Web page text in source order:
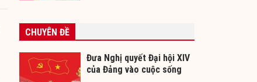
CHUYÊN ĐỀ
Đưa Nghị quyết Đại hội XIV
của Đảng vào cuộc sống